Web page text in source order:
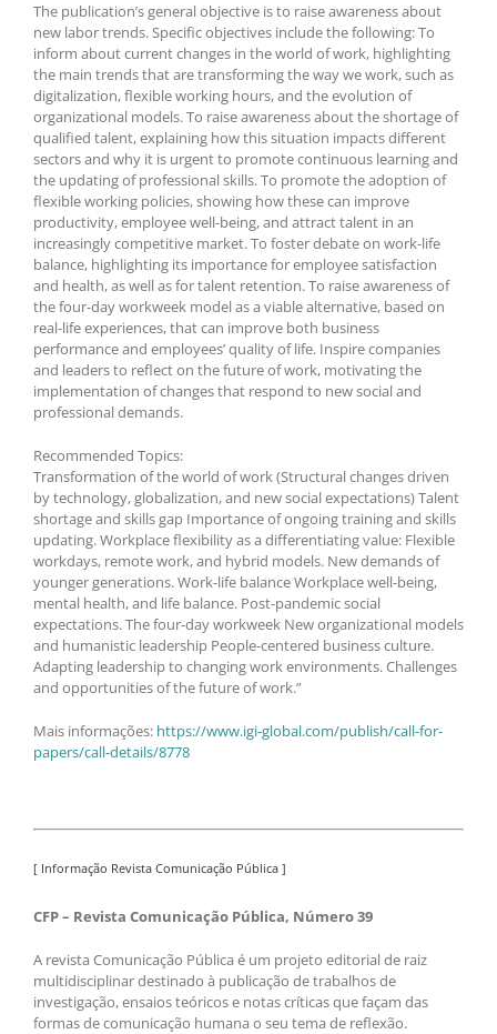
The publication’s general objective is to raise awareness about
new labor trends. Specific objectives include the following: To
inform about current changes in the world of work, highlighting
the main trends that are transforming the way we work, such as
digitalization, flexible working hours, and the evolution of
organizational models. To raise awareness about the shortage of
qualified talent, explaining how this situation impacts different
sectors and why it is urgent to promote continuous learning and
the updating of professional skills. To promote the adoption of
flexible working policies, showing how these can improve
productivity, employee well-being, and attract talent in an
increasingly competitive market. To foster debate on work-life
balance, highlighting its importance for employee satisfaction
and health, as well as for talent retention. To raise awareness of
the four-day workweek model as a viable alternative, based on
real-life experiences, that can improve both business
performance and employees’ quality of life. Inspire companies
and leaders to reflect on the future of work, motivating the
implementation of changes that respond to new social and
professional demands.
Recommended Topics:
Transformation of the world of work (Structural changes driven
by technology, globalization, and new social expectations) Talent
shortage and skills gap Importance of ongoing training and skills
updating. Workplace flexibility as a differentiating value: Flexible
workdays, remote work, and hybrid models. New demands of
younger generations. Work-life balance Workplace well-being,
mental health, and life balance. Post-pandemic social
expectations. The four-day workweek New organizational models
and humanistic leadership People-centered business culture.
Adapting leadership to changing work environments. Challenges
and opportunities of the future of work.”
Mais informações: https://www.igi-global.com/publish/call-for-
papers/call-details/8778
[ Informação Revista Comunicação Pública ]
CFP – Revista Comunicação Pública, Número 39
A revista Comunicação Pública é um projeto editorial de raiz
multidisciplinar destinado à publicação de trabalhos de
investigação, ensaios teóricos e notas críticas que façam das
formas de comunicação humana o seu tema de reflexão.